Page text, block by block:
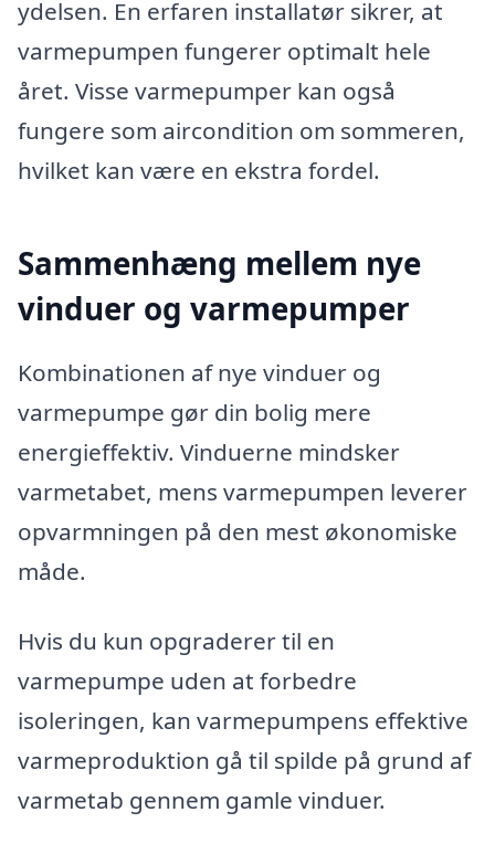
ydelsen. En erfaren installatør sikrer, at
varmepumpen fungerer optimalt hele
året. Visse varmepumper kan også
fungere som aircondition om sommeren,
hvilket kan være en ekstra fordel.
Sammenhæng mellem nye
vinduer og varmepumper
Kombinationen af nye vinduer og
varmepumpe gør din bolig mere
energieffektiv. Vinduerne mindsker
varmetabet, mens varmepumpen leverer
opvarmningen på den mest økonomiske
måde.
Hvis du kun opgraderer til en
varmepumpe uden at forbedre
isoleringen, kan varmepumpens effektive
varmeproduktion gå til spilde på grund af
varmetab gennem gamle vinduer.